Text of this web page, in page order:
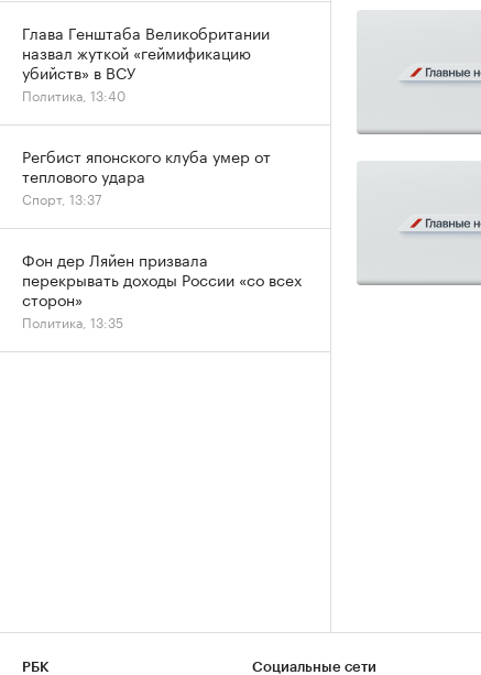
Глава Генштаба Великобритании
назвал жуткой «геймификацию
убийств» в ВСУ
Политика, 13:40
Регбист японского клуба умер от
теплового удара
Спорт, 13:37
Фон дер Ляйен призвала
перекрывать доходы России «со всех
сторон»
Политика, 13:35
РБК Социальные сети